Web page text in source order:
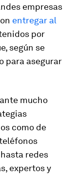
empresas
entregar al
por
según se
para asegurar
mucho
como de
redes
expertos y